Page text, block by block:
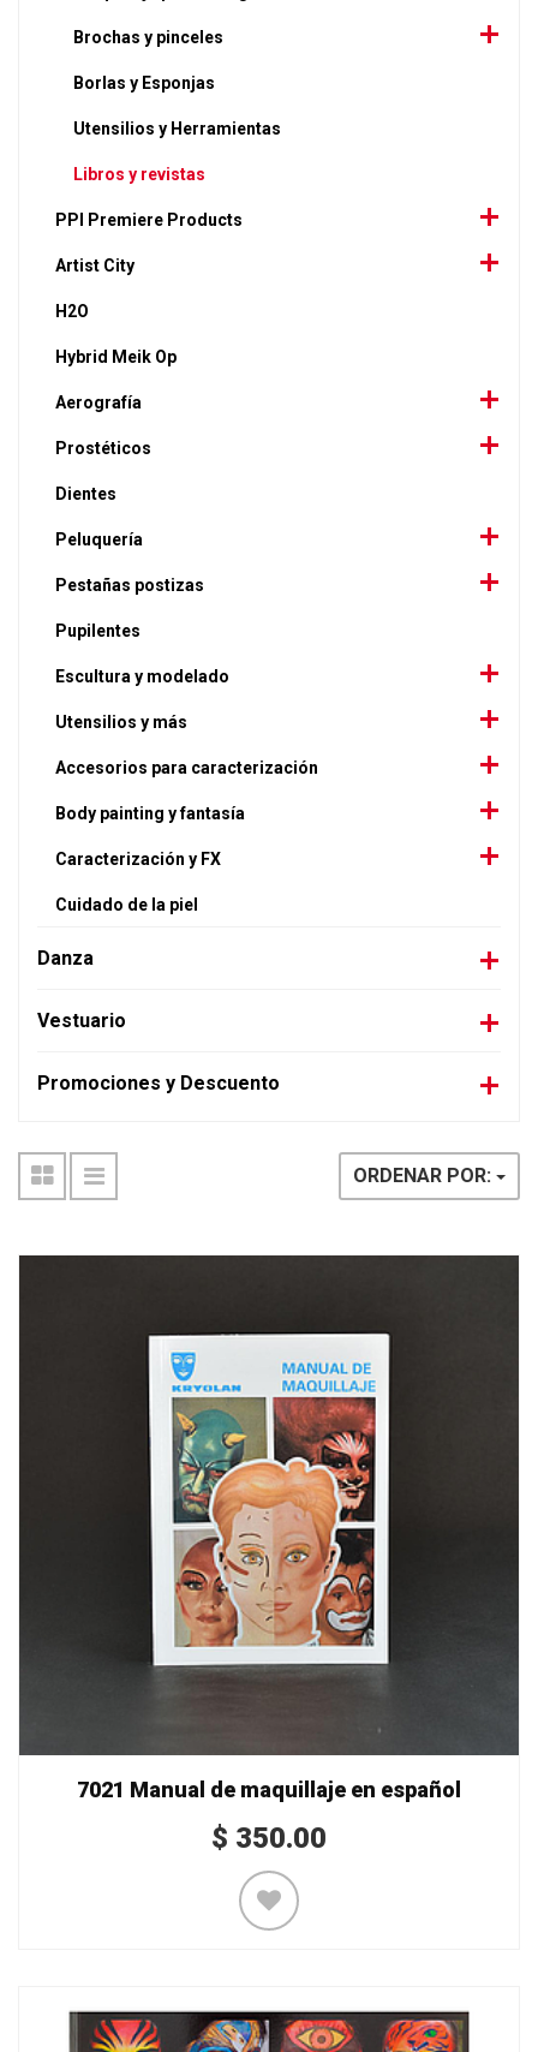
Brochas y pinceles
Borlas y Esponjas
Utensilios y Herramientas
Libros y revistas
PPI Premiere Products
Artist City
H2O
Hybrid Meik Op
Aerografía
Prostéticos
Dientes
Peluquería
Pestañas postizas
Pupilentes
Escultura y modelado
Utensilios y más
Accesorios para caracterización
Body painting y fantasía
Caracterización y FX
Cuidado de la piel
Danza
Vestuario
Promociones y Descuento
ORDENAR POR:
7021 Manual de maquillaje en español
$ 350.00